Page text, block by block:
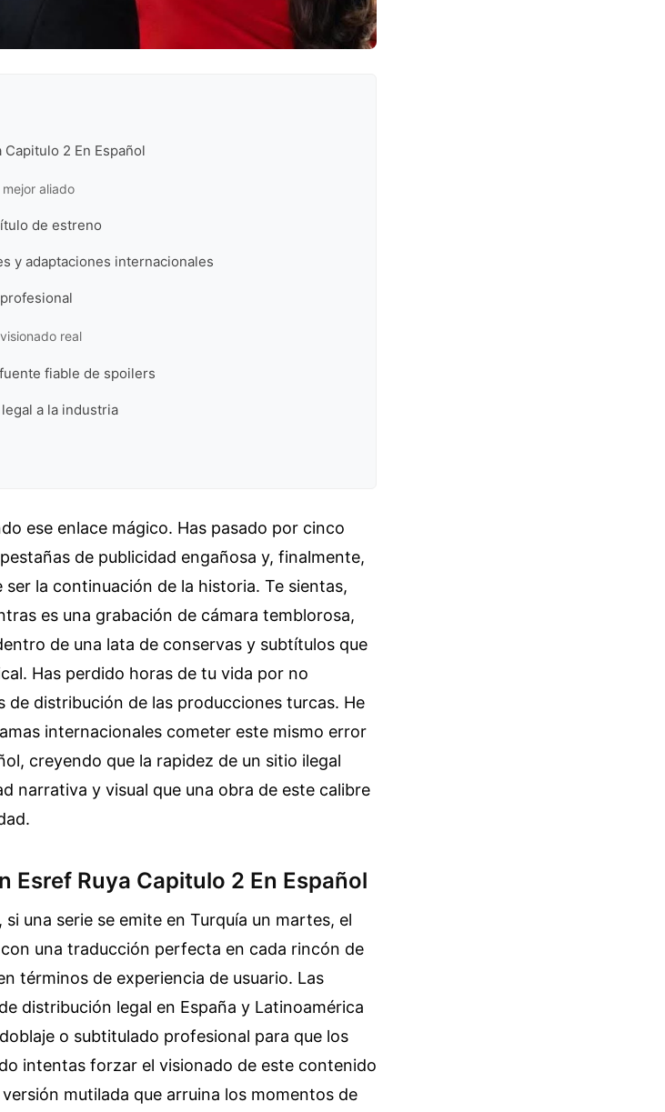
2 En Español
aliado
de estreno
y adaptaciones internacionales
real
fiable de spoilers
a la industria
ese enlace mágico. Has pasado por cinco
de publicidad engañosa y, finalmente,
la continuación de la historia. Te sientas,
es una grabación de cámara temblorosa,
de una lata de conservas y subtítulos que
Has perdido horas de tu vida por no
distribución de las producciones turcas. He
internacionales cometer este mismo error
creyendo que la rapidez de un sitio ilegal
narrativa y visual que una obra de este calibre
Esref Ruya Capitulo 2 En Español
una serie se emite en Turquía un martes, el
una traducción perfecta en cada rincón de
términos de experiencia de usuario. Las
distribución legal en España y Latinoamérica
o subtitulado profesional para que los
intentas forzar el visionado de este contenido
mutilada que arruina los momentos de